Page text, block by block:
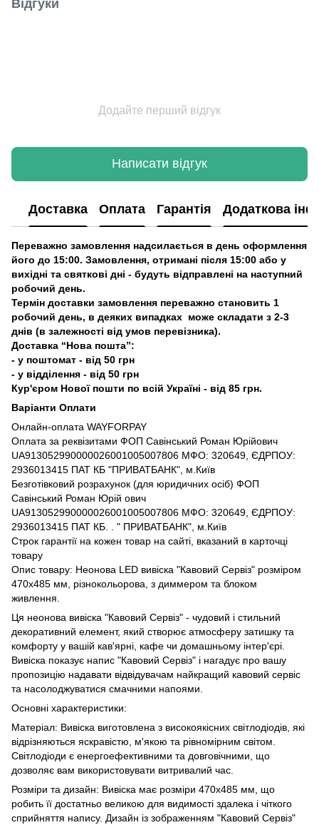
Відгуки
Додайте перший відгук
Написати відгук
Доставка Оплата Гарантія Додаткова
Переважно замовлення надсилається в день оформлення
його до 15:00. Замовлення, отримані після 15:00 або у
вихідні та святкові дні - будуть відправлені на наступний
робочий день.
Термін доставки замовлення переважно становить 1
робочий день, в деяких випадках може складати з 2-3
днів (в залежності від умов перевізника).
Доставка “Нова пошта”:
- у поштомат - від 50 грн
- у відділення - від 50 грн
Кур'єром Нової пошти по всій Україні - від 85 грн.
Варіанти Оплати
Онлайн-оплата WAYFORPAY
Оплата за реквізитами ФОП Савінський Роман Юрійович
UA913052990000026001005007806 МФО: 320649, ЄДРПОУ:
2936013415 ПАТ КБ "ПРИВАТБАНК", м.Київ
Безготівковий розрахунок (для юридичних осіб) ФОП
Савінський Роман Юрій ович
UA913052990000026001005007806 МФО: 320649, ЄДРПОУ:
2936013415 ПАТ КБ. . " ПРИВАТБАНК", м.Київ
Строк гарантії на кожен товар на сайті, вказаний в карточці
товару
Опис товару: Неонова LED вивіска "Кавовий Сервіз" розміром
470х485 мм, різнокольорова, з диммером та блоком
живлення.
Ця неонова вивіска "Кавовий Сервіз" - чудовий і стильний
декоративний елемент, який створює атмосферу затишку та
комфорту у вашій кав'ярні, кафе чи домашньому інтер'єрі.
Вивіска показує напис "Кавовий Сервіз" і нагадує про вашу
пропозицію надавати відвідувачам найкращий кавовий сервіс
та насолоджуватися смачними напоями.
Основні характеристики:
Матеріал: Вивіска виготовлена ​​з високоякісних світлодіодів, які
відрізняються яскравістю, м'якою та рівномірним світом.
Світлодіоди є енергоефективними та довговічними, що
дозволяє вам використовувати витривалий час.
Розміри та дизайн: Вивіска має розміри 470х485 мм, що
робить її достатньо великою для видимості здалека і чіткого
сприйняття напису. Дизайн із зображенням "Кавовий Сервіз"